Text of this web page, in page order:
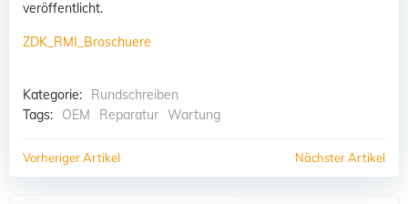
veröffentlicht.
ZDK_RMI_Broschuere
Kategorie:
Rundschreiben
Tags:
OEM Reparatur Wartung
Post
navigation
Vorheriger Artikel
navigation
Nächster Artikel